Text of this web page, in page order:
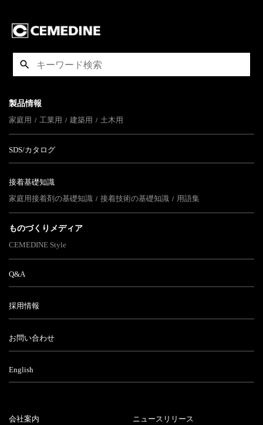
製品情報
家庭用
工業用 建築用 土木用
SDS/カタログ
接着基礎知識
家庭用接着剤の基礎知識
接着技術の基礎知識 用語集
ものづくりメディア
CEMEDINE Style
Q&A
採用情報
お問い合わせ
English
会社案内 ニュースリリース